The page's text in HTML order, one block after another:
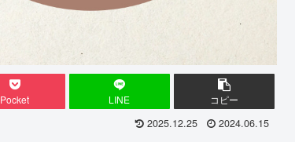
Pocket LINE コピー
2025.12.25 2024.06.15